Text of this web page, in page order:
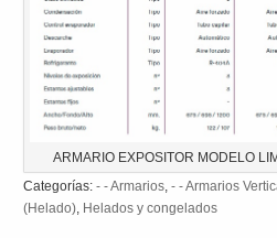
ARMARIO EXPOSITOR MODELO
Categorías:- - Armarios,- - Armarios
(Helado), Helados y congelados